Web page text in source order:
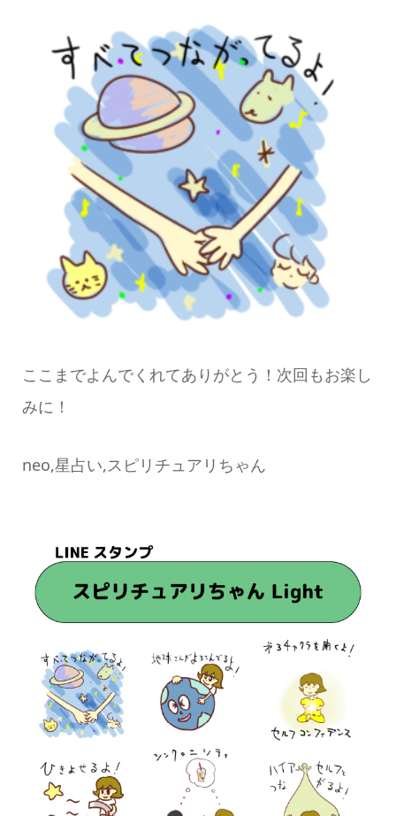
ここまでよんでくれてありがとう！次回もお楽し
みに！
neo,星占い,スピリチュアリちゃん